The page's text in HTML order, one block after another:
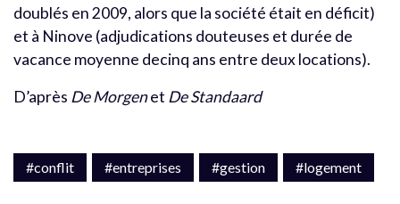
doublés en 2009, alors que la société était en déficit)
et à Ninove (adjudications douteuses et durée de
vacance moyenne decinq ans entre deux locations).
D’après De Morgenet De Standaard
#conflit #entreprises #gestion #logement